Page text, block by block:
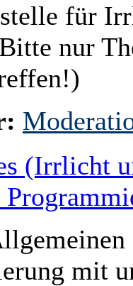
für
nur
(Irrlicht
mit